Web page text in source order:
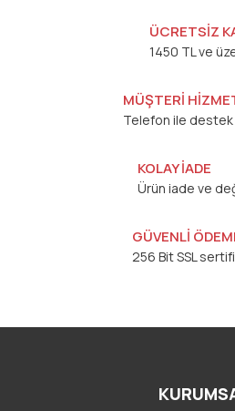
ÜCRETSİZ
1450 TL ve
MÜŞTERİ
Telefon ile destek
KOLAY İADE
Ürün iade ve
GÜVENLİ
256 Bit SSL